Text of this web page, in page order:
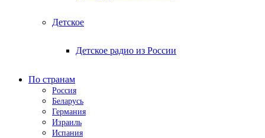
Детское
Детское радио из России
По странам
Россия
Беларусь
Германия
Израиль
Испания